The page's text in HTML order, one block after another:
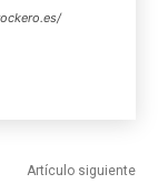
Artículo siguiente